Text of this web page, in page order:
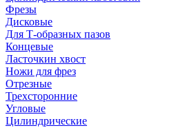
Фрезы
Дисковые
Для Т-образных пазов
Концевые
Ласточкин хвост
Ножи для фрез
Отрезные
Трехсторонние
Угловые
Цилиндрические